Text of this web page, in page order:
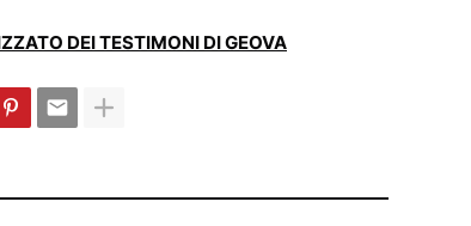
DEI TESTIMONI DI GEOVA